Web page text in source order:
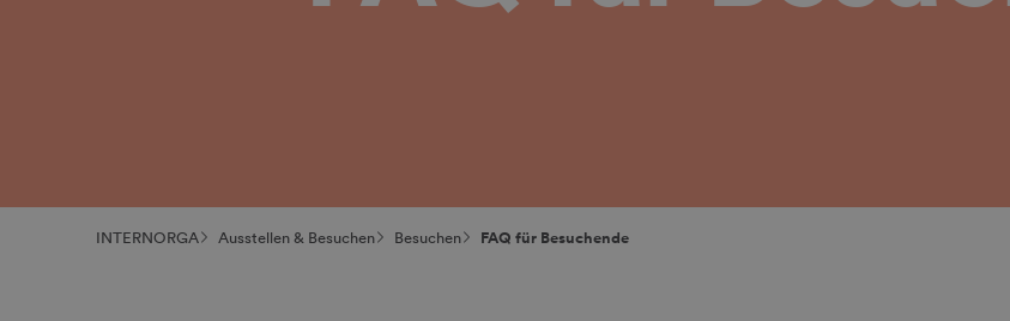
INTERNORGA Ausstellen & Besuchen Besuchen FAQ für Besuchende